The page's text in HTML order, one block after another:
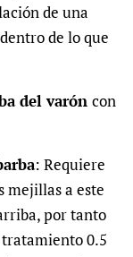
de una
de lo que
del varón con
: Requiere
mejillas a este
por tanto
0.5